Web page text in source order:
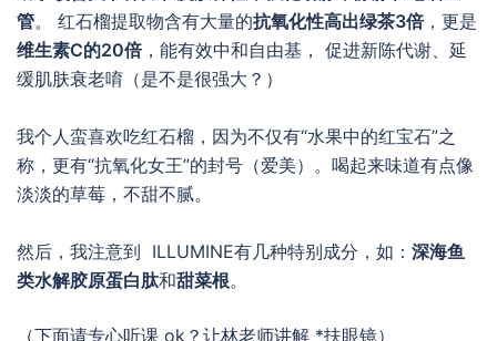
管。 红石榴提取物含有大量的抗氧化性高出绿茶3倍，更是
维生素C的20倍，能有效中和自由基， 促进新陈代谢、延
缓肌肤衰老唷（是不是很强大？）
我个人蛮喜欢吃红石榴，因为不仅有“水果中的红宝石”之
称，更有“抗氧化女王”的封号（爱美）。喝起来味道有点像
淡淡的草莓，不甜不腻。
然后，我注意到 ILLUMINE有几种特别成分，如： 深海鱼
类水解胶原蛋白肽和甜菜根。
（下面请专心听课 ok？让林老师讲解 *扶眼镜）